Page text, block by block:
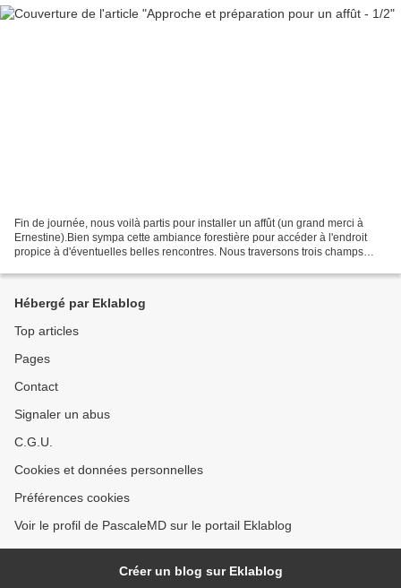
Fin de journée, nous voilà partis pour installer un affût (un grand merci à
Ernestine).Bien sympa cette ambiance forestière pour accéder à l'endroit
propice à d'éventuelles belles rencontres. Nous traversons trois champs
Hébergé par Eklablog
Top articles
Pages
Contact
Signaler un abus
C.G.U.
Cookies et données personnelles
Préférences cookies
Voir le profil de PascaleMD sur le portail Eklablog
Créer un blog sur Eklablog